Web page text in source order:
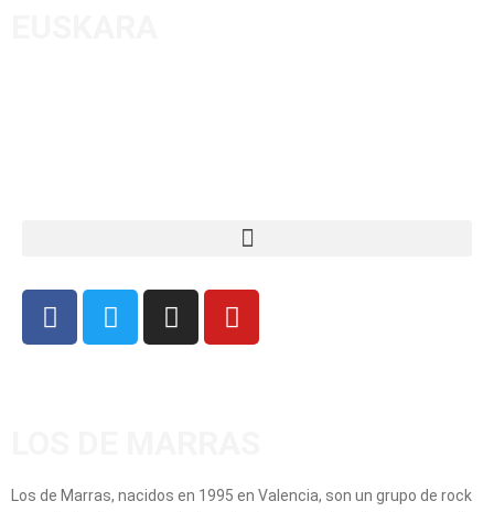
Los de Marras, nacidos en 1995 en Valencia, son un grupo de rock